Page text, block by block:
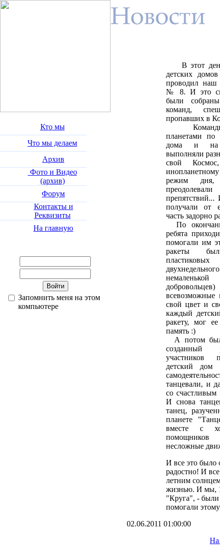
Кто мы
Что мы делаем
Архив
Фото и Видео
(архив)
Форум
Контакты и
Реквизиты
На главную
Запомнить меня на этом
компьютере
В этот день
детских
проводил наш
№ 8. И это
были
команд,
пропавших в
Команды
планетами по
дома и на
выполняли
свой
режим дня,
получали от
часть задорно
По
ребята
помогали им
ракеты
всевозможные
свой цвет и
каждый
ракету, мог
память :)
А потом был
созданный
участников
детский дом
танцевали, и
со счастливым
И снова
танец,
планете
вместе с
помощников
несложные
И все это было
радостно! И
летним
жизнью. И мы,
"Круга", -
помогали
02.06.2011 01:00:00
На